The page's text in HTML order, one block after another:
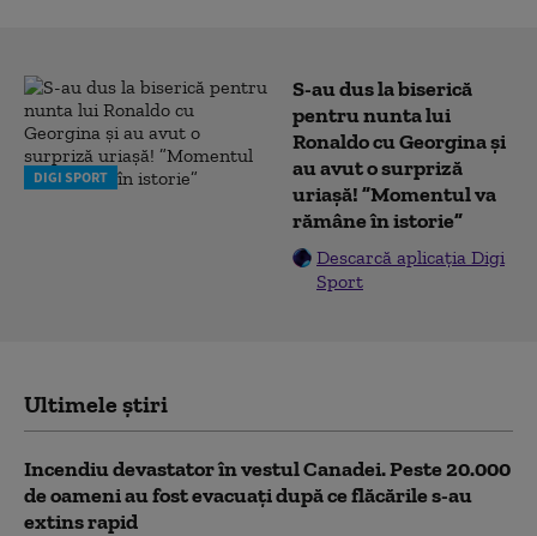
DIGI SPORT
S-au dus la biserică
pentru nunta lui
Ronaldo cu Georgina și
au avut o surpriză
uriașă! ”Momentul va
rămâne în istorie”
Descarcă aplicația Digi
Sport
Ultimele știri
Incendiu devastator în vestul Canadei. Peste 20.000
de oameni au fost evacuați după ce flăcările s-au
extins rapid